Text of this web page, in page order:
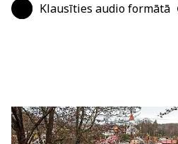
Klausīties audio formātā